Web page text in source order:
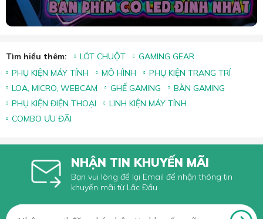
Tìm hiểu thêm: LÓT CHUỘT
GAMING GEAR
PHỤ KIỆN MÁY TÍNH
MÔ HÌNH
PHỤ KIỆN TRANG TRÍ
LOA, MICRO, WEBCAM
GHẾ GAMING
BÀN GAMING
PHỤ KIỆN ĐIỆN THOẠI
LINH KIỆN MÁY TÍNH
COMBO ƯU ĐÃI
NHẬN TIN KHUYẾN MÃI
Bạn vui lòng để lại Email để nhận thông tin
khuyến mãi từ Lắc Đầu